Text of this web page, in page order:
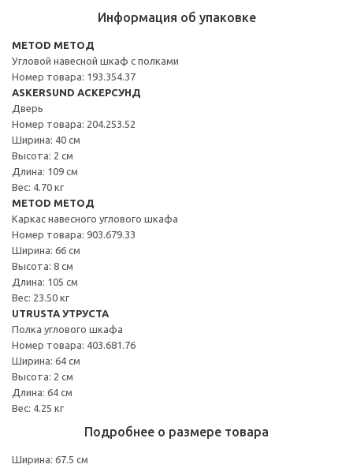
Информация об упаковке
METOD МЕТОД
Угловой навесной шкаф с полками
Номер товара: 193.354.37
ASKERSUND АСКЕРСУНД
Дверь
Номер товара: 204.253.52
Ширина: 40 см
Высота: 2 см
Длина: 109 см
Вес: 4.70 кг
METOD МЕТОД
Каркас навесного углового шкафа
Номер товара: 903.679.33
Ширина: 66 см
Высота: 8 см
Длина: 105 см
Вес: 23.50 кг
UTRUSTA УТРУСТА
Полка углового шкафа
Номер товара: 403.681.76
Ширина: 64 см
Высота: 2 см
Длина: 64 см
Вес: 4.25 кг
Подробнее о размере товара
Ширина: 67.5 см